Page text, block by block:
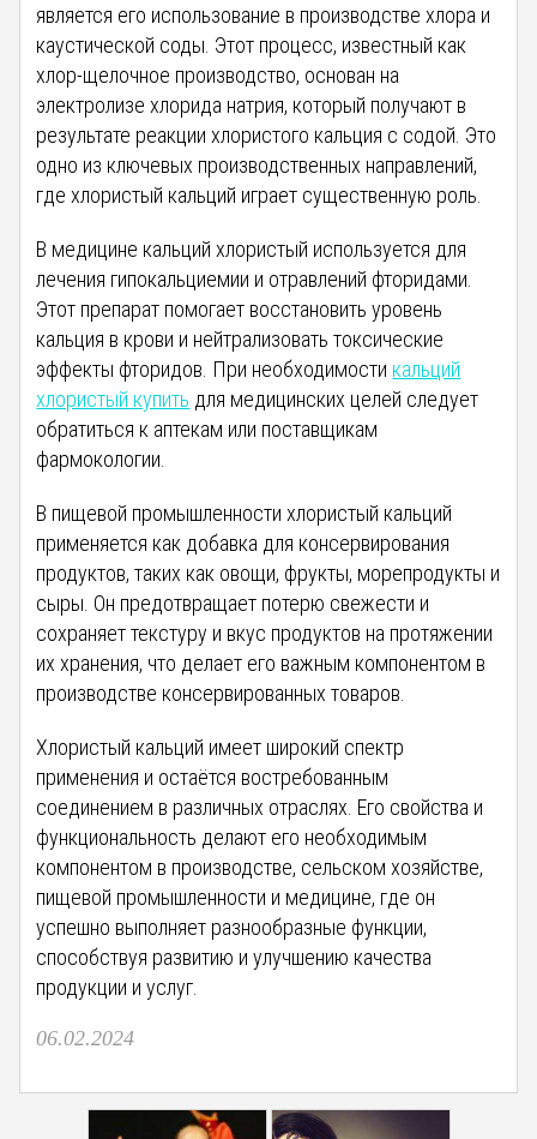
является его использование в производстве хлора и
каустической соды. Этот процесс, известный как
хлор-щелочное производство, основан на
электролизе хлорида натрия, который получают в
результате реакции хлористого кальция с содой. Это
одно из ключевых производственных направлений,
где хлористый кальций играет существенную роль.
В медицине кальций хлористый используется для
лечения гипокальциемии и отравлений фторидами.
Этот препарат помогает восстановить уровень
кальция в крови и нейтрализовать токсические
эффекты фторидов. При необходимости кальций
хлористый купить для медицинских целей следует
обратиться к аптекам или поставщикам
фармокологии.
В пищевой промышленности хлористый кальций
применяется как добавка для консервирования
продуктов, таких как овощи, фрукты, морепродукты и
сыры. Он предотвращает потерю свежести и
сохраняет текстуру и вкус продуктов на протяжении
их хранения, что делает его важным компонентом в
производстве консервированных товаров.
Хлористый кальций имеет широкий спектр
применения и остаётся востребованным
соединением в различных отраслях. Его свойства и
функциональность делают его необходимым
компонентом в производстве, сельском хозяйстве,
пищевой промышленности и медицине, где он
успешно выполняет разнообразные функции,
способствуя развитию и улучшению качества
продукции и услуг.
06.02.2024